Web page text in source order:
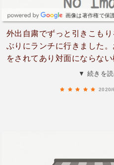
画像は著作権で保
外出自粛でずっと引きこも
ぶりにランチに行きました
をされてあり対面にならな
した。心遣いに感謝です。
た。パンを撮り忘れていま
▼ 続きを読
2020/